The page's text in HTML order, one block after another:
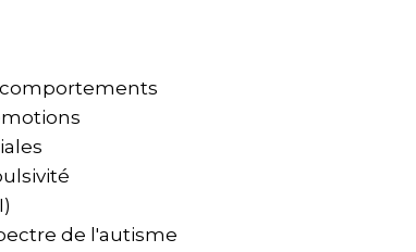
comportements
de l'autisme